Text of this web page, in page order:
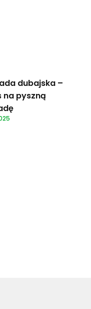
dubajska –
na pyszną